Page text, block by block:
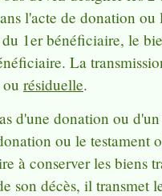
l'acte de donation ou
1erbénéficiaire, le
La
ou résiduelle.
d'une donation ou
ou le testament
à conserver les biens
son décès, il transmet